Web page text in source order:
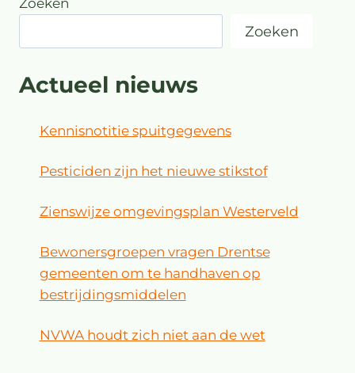
Zoeken
Zoeken
Actueel nieuws
Kennisnotitie spuitgegevens
Pesticiden zijn het nieuwe stikstof
Zienswijze omgevingsplan Westerveld
Bewonersgroepen vragen Drentse
gemeenten om te handhaven op
bestrijdingsmiddelen
NVWA houdt zich niet aan de wet